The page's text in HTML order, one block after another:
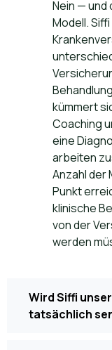
Nein — und
Modell.
kümmert
Coaching
eine
arbeiten
Anzahl der
Punkt
klinische
von der
werden
Wird Siffi
tatsächlich